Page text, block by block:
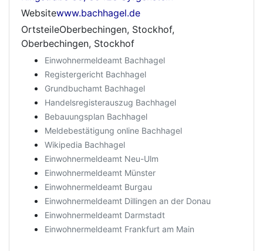
Websitewww.bachhagel.de
OrtsteileOberbechingen, Stockhof,
Oberbechingen, Stockhof
Einwohnermeldeamt Bachhagel
Registergericht Bachhagel
Grundbuchamt Bachhagel
Handelsregisterauszug Bachhagel
Bebauungsplan Bachhagel
Meldebestätigung online Bachhagel
Wikipedia Bachhagel
Einwohnermeldeamt Neu-Ulm
Einwohnermeldeamt Münster
Einwohnermeldeamt Burgau
Einwohnermeldeamt Dillingen an der Donau
Einwohnermeldeamt Darmstadt
Einwohnermeldeamt Frankfurt am Main